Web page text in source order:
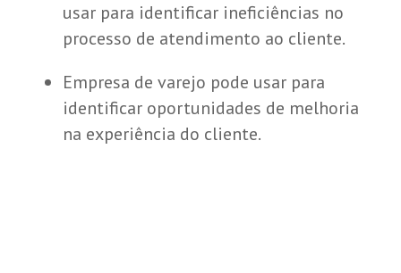
usar para identificar ineficiências no
processo de atendimento ao cliente.
Empresa de varejo pode usar para
identificar oportunidades de melhoria
na experiência do cliente.